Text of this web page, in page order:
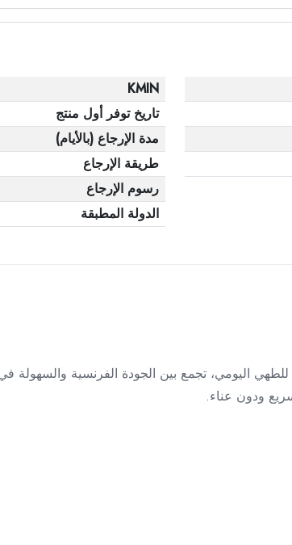
KMIN
تاريخ توفر أول منتج
مدة الإرجاع (بالأيام)
طريقة الإرجاع
رسوم الإرجاع
الدولة المطبقة
الأحمر خيار عملي للطهي اليومي، تجمع بين الجودة الفرنسية
ودون عناء.